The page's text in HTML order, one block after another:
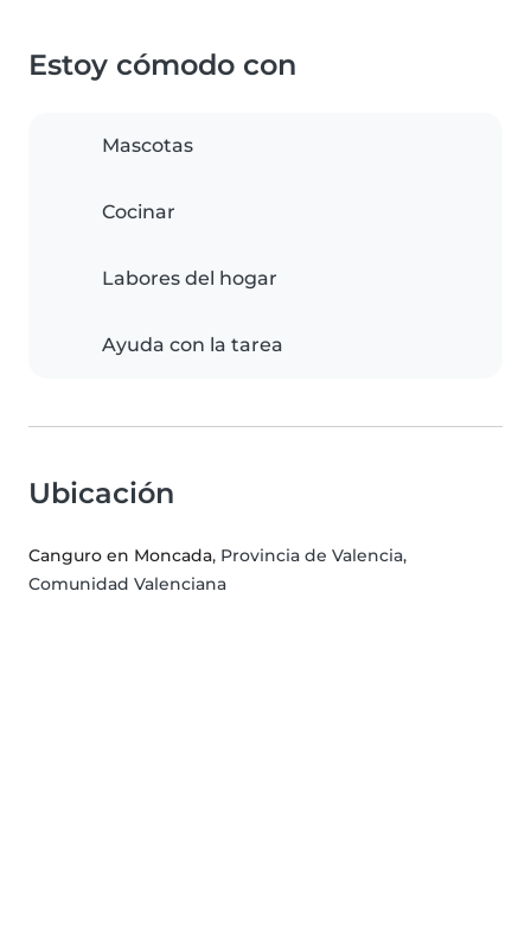
Estoy cómodo con
Mascotas
Cocinar
Labores del hogar
Ayuda con la tarea
Ubicación
Canguro en Moncada, Provincia de Valencia,
Comunidad Valenciana